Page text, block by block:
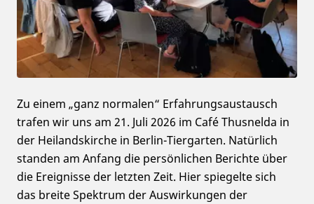
Zu einem „ganz normalen“ Erfahrungsaustausch
trafen wir uns am 21. Juli 2026 im Café Thusnelda in
der Heilandskirche in Berlin-Tiergarten. Natürlich
standen am Anfang die persönlichen Berichte über
die Ereignisse der letzten Zeit. Hier spiegelte sich
das breite Spektrum der Auswirkungen der